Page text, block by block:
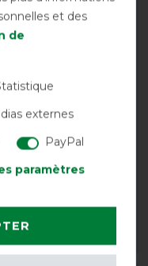
de couverture
€ *
et des
de
externes
PayPal
paramètres